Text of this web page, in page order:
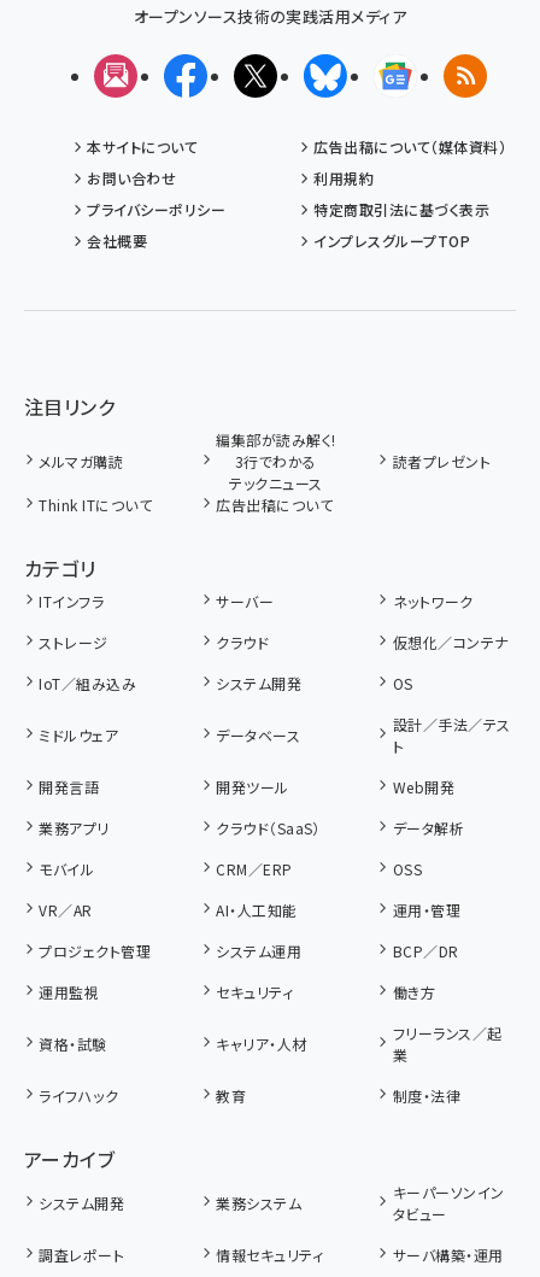
オープンソース技術の実践活用メディア
メルマガFacebookX(エックス)BlueskyGoogleニュ
RSS
本サイトについて
広告出稿について（媒体資料）
お問い合わせ
利用規約
プライバシーポリシー
特定商取引法に基づく表示
会社概要
インプレスグループTOP
注目リンク
メルマガ購読
編集部が読み解く!
3行でわかる
テックニュース
読者プレゼント
Think ITについて 広告出稿について
カテゴリ
ITインフラ サーバー
ネットワーク
ストレージ
クラウド
仮想化／コンテナ
IoT／組み込み
システム開発 OS
ミドルウェア データベース
設計／手法／テス
ト
開発言語
開発ツール
Web開発
業務アプリ
クラウド（SaaS）
データ解析
モバイル
CRM／ERP
OSS
VR／AR
AI・人工知能
運用・管理
プロジェクト管理
システム運用
BCP／DR
運用監視
セキュリティ 働き方
資格・試験 キャリア・人材
フリーランス／起
業
ライフハック
教育 制度・法律
アーカイブ
システム開発 業務システム
キーパーソンイン
タビュー
調査レポート
情報セキュリティ
サーバ構築・運用